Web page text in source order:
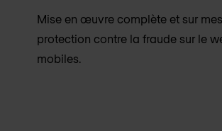
Mise en œuvre complète et sur
protection contre la fraude sur le
mobiles.